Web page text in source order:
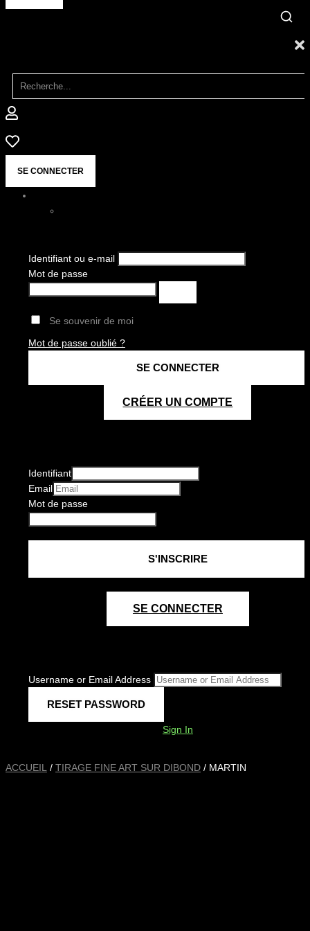
SE CONNECTER
Identifiant ou e-mail
Mot de passe
Se souvenir de moi
Mot de passe oublié ?
CRÉER UN COMPTE
Identifiant
Email
Mot de passe
SE CONNECTER
Username or Email Address
Sign In
ACCUEIL / TIRAGE FINE ART SUR DIBOND / MARTIN